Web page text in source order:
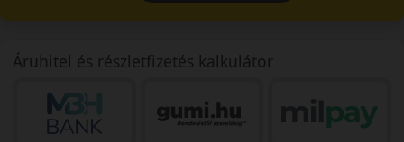
Áruhitel és részletfizetés kalkulátor